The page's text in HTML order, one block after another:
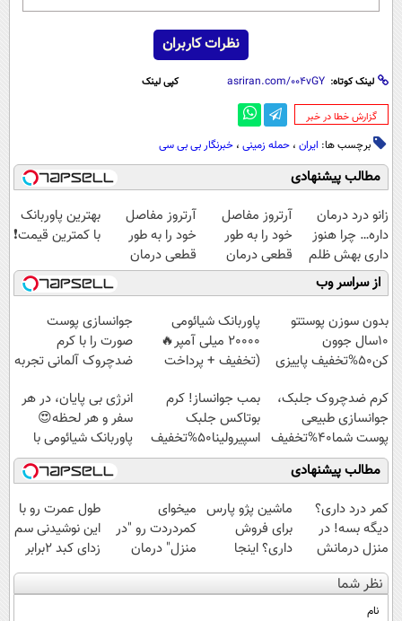
نظرات کاربران
لینک کوتاه: کپی لینک
‌گزارش خطا در خبر
برچسب ها: ایران ، حمله زمینی ، خبرنگار بی بی سی
مطالب پیشنهادی
زانو درد درمان
داره… چرا هنوز
داری بهش ظلم
می‌کنی؟
آرتروز مفاصل
خود را به طور
قطعی درمان
کنید!
◂پرسش‌نامه▸
آرتروز مفاصل
خود را به طور
قطعی درمان
کنید!
◗پرسش‌نامه◖
بهترین پاوربانک
با کمترین قیمت❗
از سراسر وب
بدون سوزن پوستتو
10سال جوون
کن50%تخفیف پاییزی
پاوربانک شیائومی
2۰۰۰۰ میلی آمپر🔥
(تخفیف + پرداخت
جوانسازی پوست
صورت را با کرم
ضدچروک آلمانی تجربه
کرم ضدچروک جلبک،
جوانسازی طبیعی
پوست شما40%تخفیف
بمب جوانساز! کرم
بوتاکس جلبک
اسپیرولینا50%تخفیف
انرژی بی پایان، در هر
سفر و هر لحظه😍
پاوربانک شیائومی با
تخفیف ویژه🔥
مطالب پیشنهادی
کمر درد داری؟
دیگه بسه! در
منزل درمانش
کن
(◀پرسش‌نامه)
ماشین پژو پارس
برای فروش
داری؟ اینجا
سریع بفروشش
میخوای
کمردردت رو "در
منزل" درمان
کنی؟ (◂فیلم +
◂پرسش‌نامه)
طول عمرت رو با
این نوشیدنی سم
زدای کبد 2برابر
کن
نظر شما
نام